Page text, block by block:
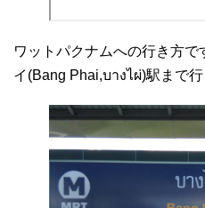
ワットパクナムへの行き方で
イ(Bang Phai,บางไผ่)駅まで行